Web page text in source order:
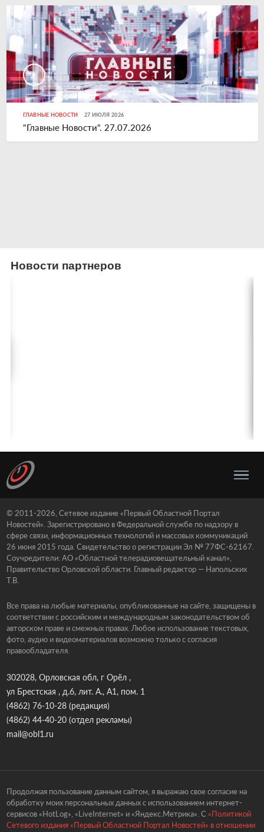
ГЛАВНЫЕ НОВОСТИ 27 ИЮЛЯ 2026
"Главные Новости". 27.07.2026
Новости партнеров
© 2011-2026, Сетевое издание «Первый Областной Портал
Новостей». Зарегистрировано в Федеральной службе по надзору в
сфере связи, информационных технологий и массовых коммуникаций
26 июня 2015 года. Свидетельство о регистрации Эл № 77ФС-62167.
Соучредители: АО «Областной телерадиовещательный канал»,
Правительство Орловской области. Главный редактор — Напольских
Т.В.
Все права на любые материалы, опубликованные на сайте, защищены в
соответствии с российским и международным законодательством об
авторском праве и смежных правах. Любое использование текстовых,
фото, аудио и видеоматериалов возможно только с согласия
правообладателя.
302028, Орловская обл, г Орёл ,
ул Брестская , д.6, лит. А., А1, пом. 1
(4862) 76-10-28(редакция)
(4862) 44-40-20(отдел рекламы)
mail@obl1.ru
Продолжая пользование данным сайтом, я выражаю свое согласие на
обработку моих персональных данных с использованием интернет-
сервисов «HotLog», «LiveInternet» и «Яндекс.Метрика». С «Политикой
Сетевого издания «Первый Областной Портал Новостей» в отношении